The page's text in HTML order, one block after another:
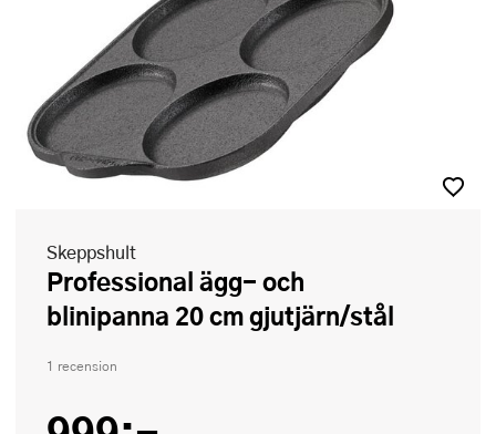
Skeppshult
Professional ägg- och
blinipanna 20 cm gjutjärn/stål
1 recension